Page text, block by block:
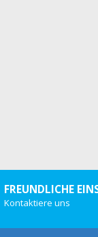
FREUNDLICHE
Kontaktiere uns